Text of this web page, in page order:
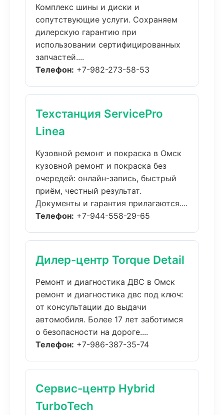
Комплекс шины и диски и
сопутствующие услуги. Сохраняем
дилерскую гарантию при
использовании сертифицированных
запчастей....
Телефон: +7-982-273-58-53
Техстанция ServicePro
Linea
Кузовной ремонт и покраска в Омск
кузовной ремонт и покраска без
очередей: онлайн-запись, быстрый
приём, честный результат.
Документы и гарантия прилагаются....
Телефон: +7-944-558-29-65
Дилер-центр Torque Detail
Ремонт и диагностика ДВС в Омск
ремонт и диагностика двс под ключ:
от консультации до выдачи
автомобиля. Более 17 лет заботимся
о безопасности на дороге....
Телефон: +7-986-387-35-74
Сервис-центр Hybrid
TurboTech